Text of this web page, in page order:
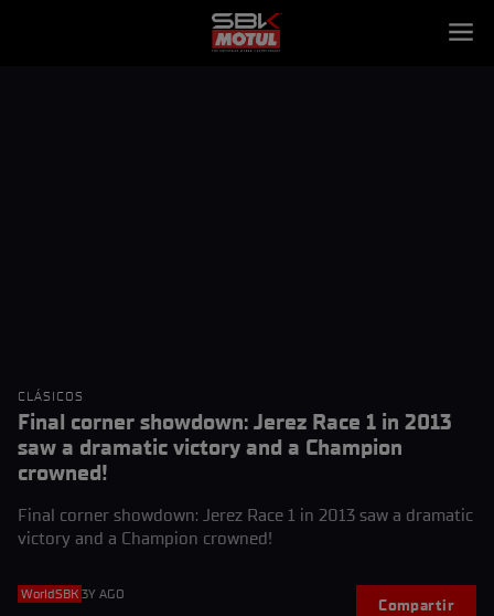
CLÁSICOS
Final corner showdown: Jerez Race 1 in 2013
saw a dramatic victory and a Champion
crowned!
Final corner showdown: Jerez Race 1 in 2013 saw a dramatic
victory and a Champion crowned!
WorldSBK 3Y AGO
Compartir